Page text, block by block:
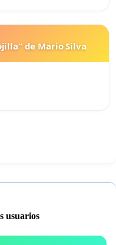
de Mario Silva
usuarios